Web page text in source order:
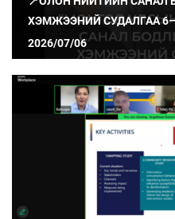
ХЭМЖЭЭНИЙ СУДАЛГАА
БАЙНА
2026/07/06